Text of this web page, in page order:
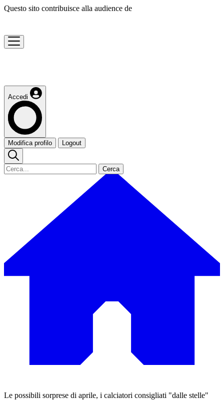
Questo sito contribuisce alla audience de
Accedi
Modifica profilo Logout
Cerca
Le possibili sorprese di aprile, i calciatori consigliati "dalle stelle"